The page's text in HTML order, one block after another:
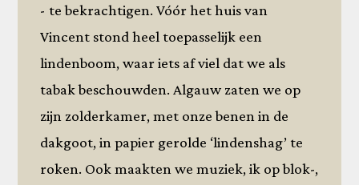
- te bekrachtigen. Vóór het huis van
Vincent stond heel toepasselijk een
lindenboom, waar iets af viel dat we als
tabak beschouwden. Algauw zaten we op
zijn zolderkamer, met onze benen in de
dakgoot, in papier gerolde ‘lindenshag’ te
roken. Ook maakten we muziek, ik op blok-,